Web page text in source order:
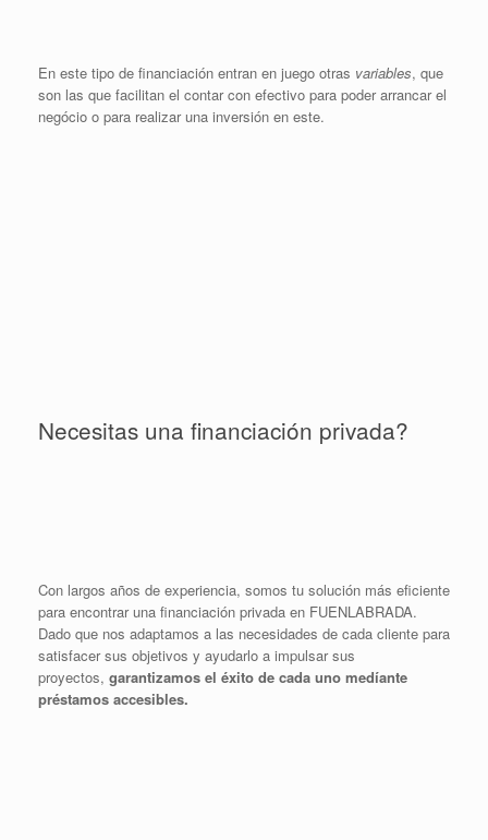
En este tipo de financiación entran en juego otras variables, que
son las que facilitan el contar con efectivo para poder arrancar el
negócio o para realizar una inversión en este.
Necesitas una financiación privada?
Con largos años de experiencia, somos tu solución más eficiente
para encontrar una financiación privada en FUENLABRADA.
Dado que nos adaptamos a las necesidades de cada cliente para
satisfacer sus objetivos y ayudarlo a impulsar sus
proyectos, garantizamos el éxito de cada uno medíante
préstamos accesibles.